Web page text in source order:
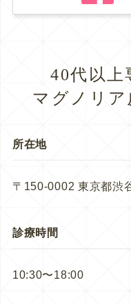
40代以上
マグノリア
所在地
〒150-0002 東京都渋
診療時間
10:30〜18:00